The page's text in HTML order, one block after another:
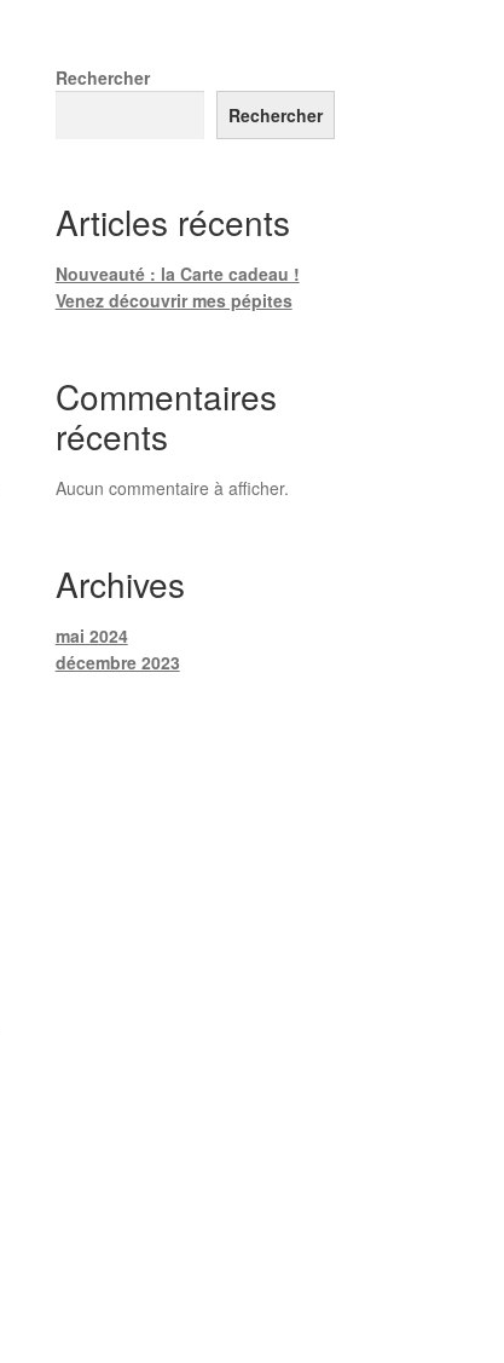
Rechercher
Rechercher
Articles récents
Nouveauté : la Carte cadeau !
Venez découvrir mes pépites
Commentaires
récents
Aucun commentaire à afficher.
Archives
mai 2024
décembre 2023